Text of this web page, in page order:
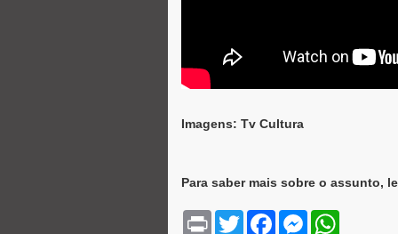
Imagens: Tv Cultura
Para saber mais sobre o assunto,
P
T
w
F
M
W